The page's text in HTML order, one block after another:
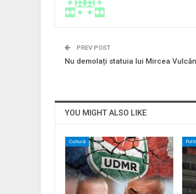
PREV POST
Nu demolați statuia lui Mircea
YOU MIGHT ALSO LIKE
Cultură